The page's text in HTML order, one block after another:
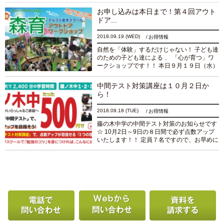
お申し込みは本日まで！第４回アウト
ドア...
2018.09.19(WED) お得情報
自然を「体験」するだけじゃない！ 子ども達
のための子ども達による 、 「心が育つ」ワ
ークショップです！！ 本日９月１９日（水）
ークショップは、この春から始めて、今回
で...続きを読む
中間テスト対策講座は１０月２日か
ら！
2018.09.18(TUE) お得情報
藤の木中学の中間テスト対策のお知らせです
☆ 10月2日～9日の８日間で必ず点数アップ
いたします！！ 定員７名ですので、お早めに